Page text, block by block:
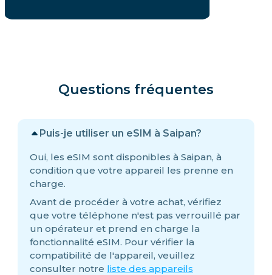
Questions fréquentes
Puis-je utiliser un eSIM à Saipan?
Oui, les eSIM sont disponibles à Saipan, à
condition que votre appareil les prenne en
charge.
Avant de procéder à votre achat, vérifiez
que votre téléphone n'est pas verrouillé par
un opérateur et prend en charge la
fonctionnalité eSIM. Pour vérifier la
compatibilité de l'appareil, veuillez
consulter notre liste des appareils